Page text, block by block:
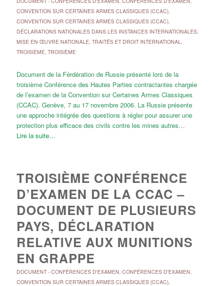
CONVENTION SUR CERTAINES ARMES CLASSIQUES (CCAC),
CONVENTION SUR CERTAINES ARMES CLASSIQUES (CCAC),
DÉCLARATIONS NATIONALES DANS LES INSTANCES INTERNATIONALES,
MISE EN ŒUVRE NATIONALE, TRAITÉS ET DROIT INTERNATIONAL,
TROISIÈME, TROISIÈME
Document de la Férdération de Russie présenté lors de la
troisième Conférence des Hautes Parties contractantes chargée
de l’examen de la Convention sur Certaines Armes Classiques
(CCAC). Genève, 7 au 17 novembre 2006. La Russie présente
une approche intégrée des questions à régler pour assurer une
protection plus efficace des civils contre les mines autres…
Lire la suite…
TROISIÈME CONFÉRENCE
D’EXAMEN DE LA CCAC –
DOCUMENT DE PLUSIEURS
PAYS, DÉCLARATION
RELATIVE AUX MUNITIONS
EN GRAPPE
DOCUMENT- CONFÉRENCES D'EXAMEN, CONFÉRENCES D'EXAMEN,
CONVENTION SUR CERTAINES ARMES CLASSIQUES (CCAC),